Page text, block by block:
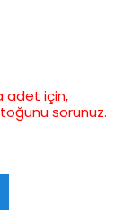
adet için,
sorunuz.